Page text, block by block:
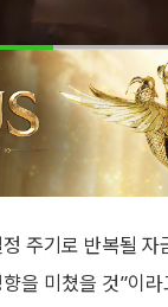
주기로 반복될
을 미쳤을 것”이